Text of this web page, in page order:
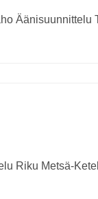
Äänisuunnittelu
Riku Metsä-